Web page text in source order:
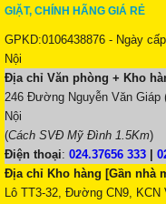
GIẶT, CHÍNH HÃNG GIÁ RẺ
GPKD:0106438876 - Ngày
Nội
Địa chỉ Văn phòng + Kho
246 Đường Nguyễn Văn Giáp
Nội
(Cách SVĐ Mỹ Đình 1.5Km)
Điện thoại: 024.37656 333
Địa chỉ Kho hàng [Gần nhà
Lô TT3-32, Đường CN9,